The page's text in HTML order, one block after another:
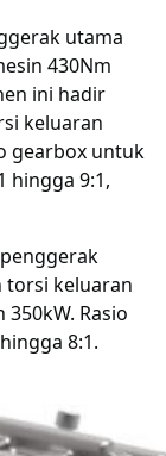
utama
430Nm
ini hadir
keluaran
gearbox untuk
hingga 9:1,
torsi keluaran
Rasio
8:1.